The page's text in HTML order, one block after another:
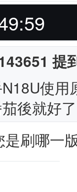
提
N18U使
後就好了
是刷哪一